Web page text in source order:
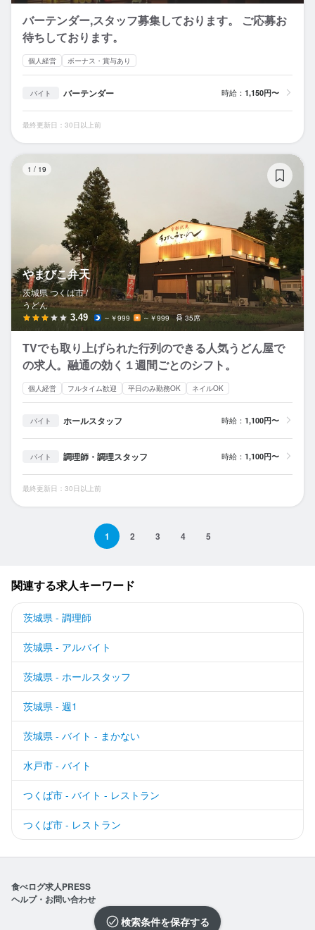
バーテンダー,スタッフ募集しております。 ご応募お
待ちしております。
個人経営 ボーナス・賞与あり
バイト バーテンダー 時給： 1,150円〜
最終更新日：30日以上前
1 / 19
やまびこ弁天
茨城県 つくば市 /
うどん
3.49 ～￥999 ～￥999 35席
TVでも取り上げられた行列のできる人気うどん屋で
の求人。融通の効く１週間ごとのシフト。
個人経営 フルタイム歓迎 平日のみ勤務OK ネイルOK
バイト ホールスタッフ 時給： 1,100円〜
バイト 調理師・調理スタッフ 時給： 1,100円〜
最終更新日：30日以上前
1 2 3 4 5
検索条件を保存
関連する求人キーワード
茨城県 - 調理師
茨城県 - アルバイト
茨城県 - ホールスタッフ
茨城県 - 週1
茨城県 - バイト - まかない
水戸市 - バイト
つくば市 - バイト - レストラン
つくば市 - レストラン
食べログ求人PRESS
ヘルプ・お問い合わせ